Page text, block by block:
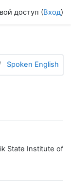
доступ (Вход)
Spoken English
State Institute of